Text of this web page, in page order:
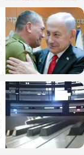
חדשות
מדיני